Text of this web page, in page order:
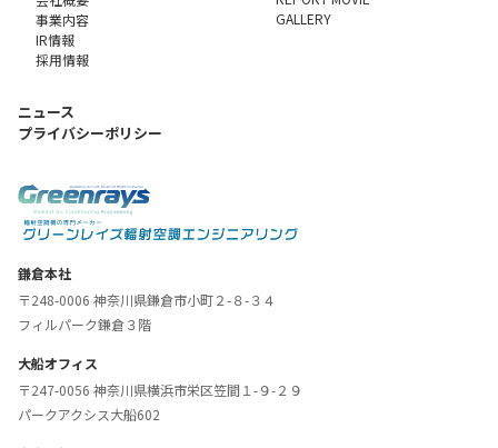
事業内容
IR情報
採用情報
GALLERY
ニュース
プライバシーポリシー
鎌倉本社
〒248-0006 神奈川県鎌倉市小町２-８-３４
フィルパーク鎌倉３階
大船オフィス
〒247-0056 神奈川県横浜市栄区笠間１-９-２９
パークアクシス大船602